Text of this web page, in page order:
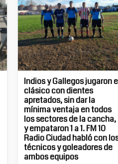
Indios y Gallegos jugaron
clásico con dientes
apretados, sin dar la
mínima ventaja en todos
los sectores de la cancha,
y empataron 1 a 1. FM 10
Radio Ciudad habló con
técnicos y goleadores de
ambos equipos